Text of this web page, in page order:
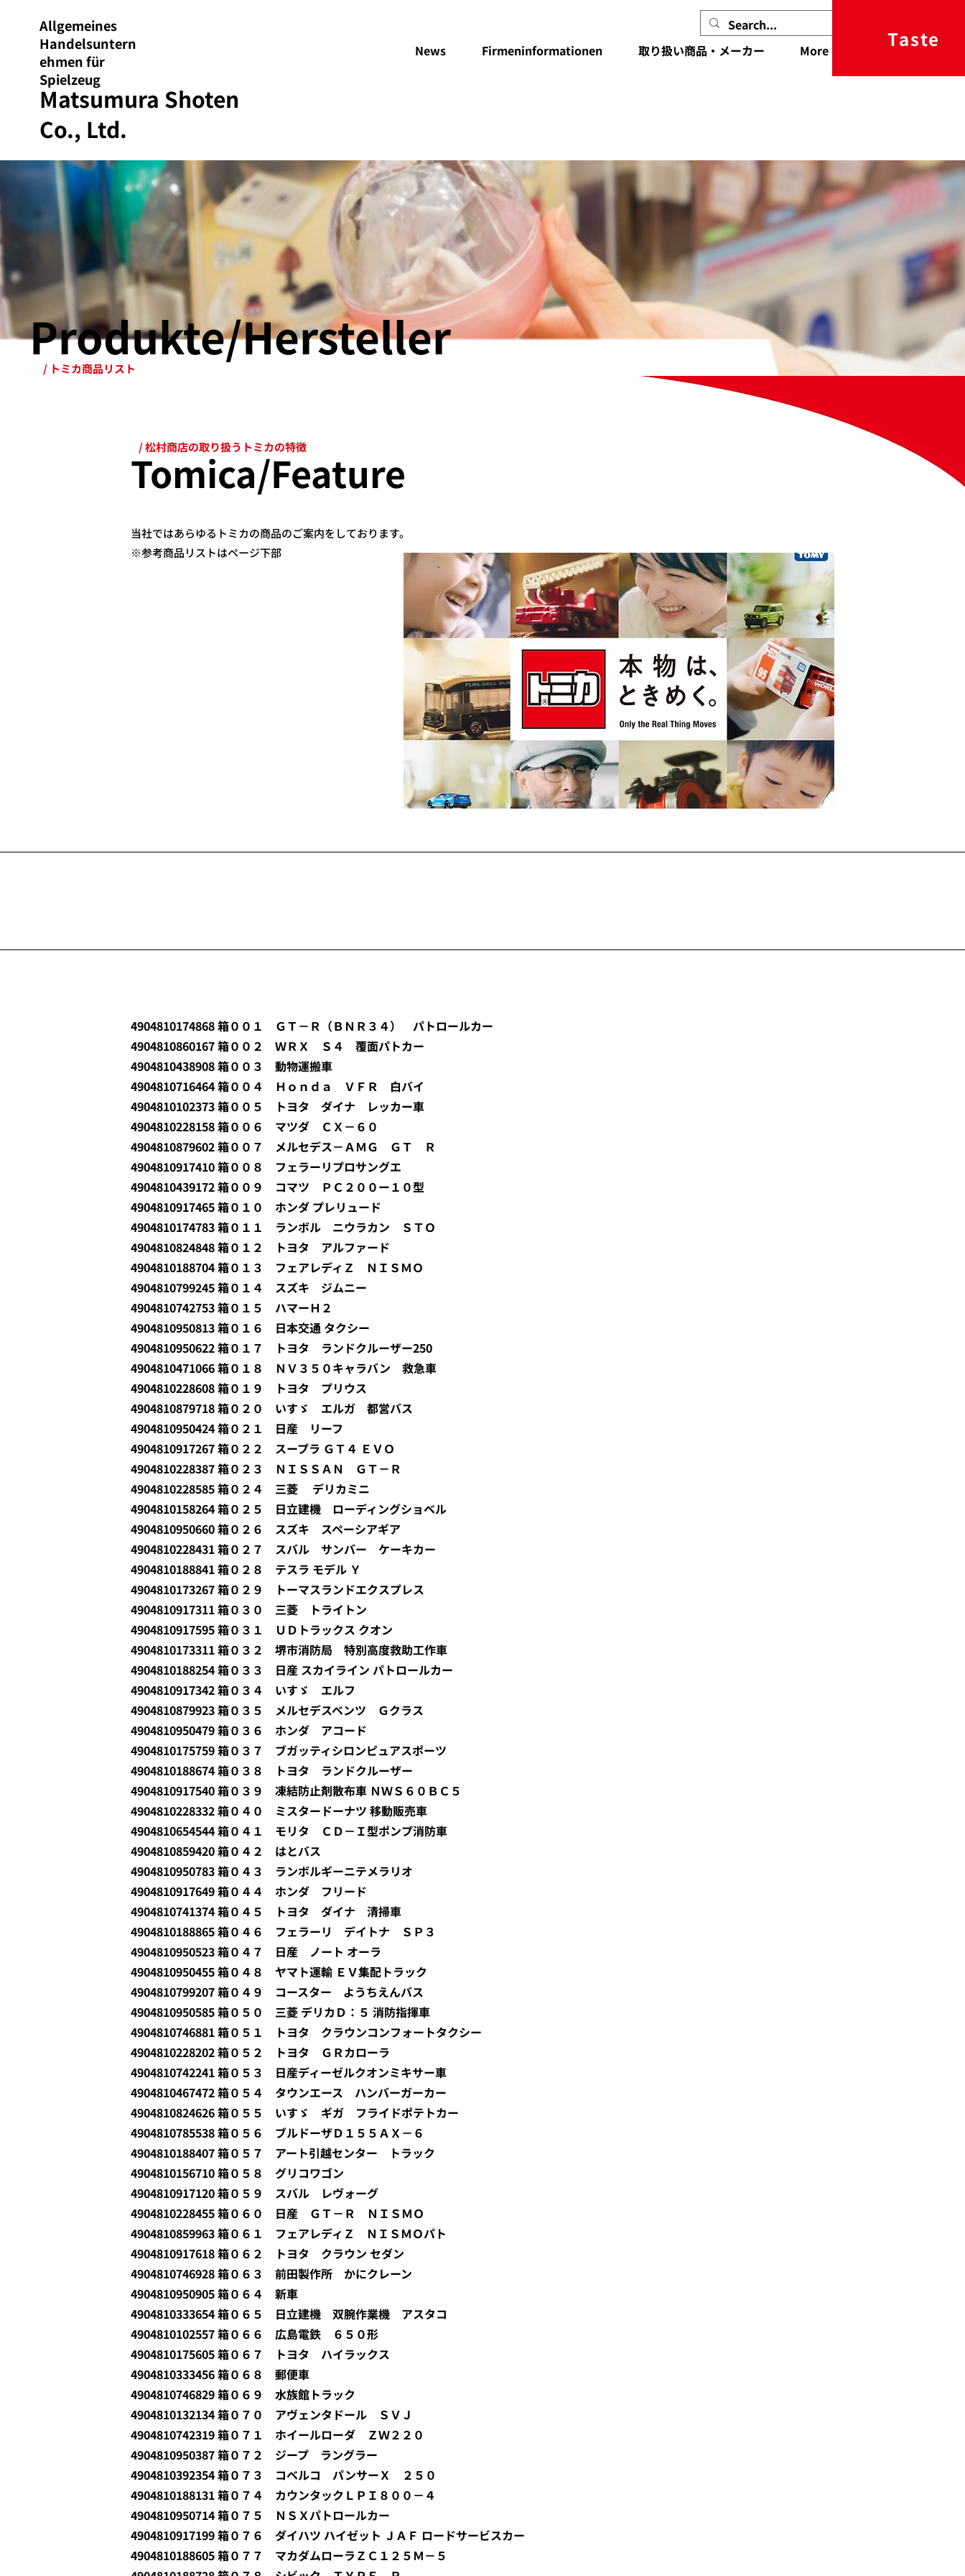
Matsumura Shoten
Co., Ltd.
Allgemeines
Handelsuntern
ehmen für
Spielzeug
News Firmeninformationen 取り扱い商品・メーカー More Taste
Produkte/Hersteller
/ トミカ商品リスト
当社ではあらゆるトミカの商品のご案内をしております。
※参考商品リストはページ下部
/ 松村商店の取り扱うトミカの特徴
Tomica/Feature
4904810174868 箱００１ ＧＴ－Ｒ（ＢＮＲ３４） パトロールカー
4904810860167 箱００２ ＷＲＸ Ｓ４ 覆面パトカー
4904810438908 箱００３ 動物運搬車
4904810716464 箱００４ Ｈｏｎｄａ ＶＦＲ 白バイ
4904810102373 箱００５ トヨタ ダイナ レッカー車
4904810228158 箱００６ マツダ ＣＸ－６０
4904810879602 箱００７ メルセデス－ＡＭＧ ＧＴ Ｒ
4904810917410 箱００８ フェラーリプロサングエ
4904810439172 箱００９ コマツ ＰＣ２００ー１０型
4904810917465 箱０１０ ホンダ プレリュード
4904810174783 箱０１１ ランボル ニウラカン ＳＴＯ
4904810824848 箱０１２ トヨタ アルファード
4904810188704 箱０１３ フェアレディＺ ＮＩＳＭＯ
4904810799245 箱０１４ スズキ ジムニー
4904810742753 箱０１５ ハマーＨ２
4904810950813 箱０１６ 日本交通 タクシー
4904810950622 箱０１７ トヨタ ランドクルーザー250
4904810471066 箱０１８ ＮＶ３５０キャラバン 救急車
4904810228608 箱０１９ トヨタ プリウス
4904810879718 箱０２０ いすゞ エルガ 都営バス
4904810950424 箱０２１ 日産 リーフ
4904810917267 箱０２２ スープラ ＧＴ４ ＥＶＯ
4904810228387 箱０２３ ＮＩＳＳＡＮ ＧＴ－Ｒ
4904810228585 箱０２４ 三菱 デリカミニ
4904810158264 箱０２５ 日立建機 ローディングショベル
4904810950660 箱０２６ スズキ スペーシアギア
4904810228431 箱０２７ スバル サンバー ケーキカー
4904810188841 箱０２８ テスラ モデル Ｙ
4904810173267 箱０２９ トーマスランドエクスプレス
4904810917311 箱０３０ 三菱 トライトン
4904810917595 箱０３１ ＵＤトラックス クオン
4904810173311 箱０３２ 堺市消防局 特別高度救助工作車
4904810188254 箱０３３ 日産 スカイライン パトロールカー
4904810917342 箱０３４ いすゞ エルフ
4904810879923 箱０３５ メルセデスベンツ Ｇクラス
4904810950479 箱０３６ ホンダ アコード
4904810175759 箱０３７ ブガッティシロンピュアスポーツ
4904810188674 箱０３８ トヨタ ランドクルーザー
4904810917540 箱０３９ 凍結防止剤散布車 ＮＷＳ６０ＢＣ５
4904810228332 箱０４０ ミスタードーナツ 移動販売車
4904810654544 箱０４１ モリタ ＣＤ－Ｉ型ポンプ消防車
4904810859420 箱０４２ はとバス
4904810950783 箱０４３ ランボルギーニテメラリオ
4904810917649 箱０４４ ホンダ フリード
4904810741374 箱０４５ トヨタ ダイナ 清掃車
4904810188865 箱０４６ フェラーリ デイトナ ＳＰ３
4904810950523 箱０４７ 日産 ノート オーラ
4904810950455 箱０４８ ヤマト運輸 ＥＶ集配トラック
4904810799207 箱０４９ コースター ようちえんバス
4904810950585 箱０５０ 三菱 デリカＤ：５ 消防指揮車
4904810746881 箱０５１ トヨタ クラウンコンフォートタクシー
4904810228202 箱０５２ トヨタ ＧＲカローラ
4904810742241 箱０５３ 日産ディーゼルクオンミキサー車
4904810467472 箱０５４ タウンエース ハンバーガーカー
4904810824626 箱０５５ いすゞ ギガ フライドポテトカー
4904810785538 箱０５６ ブルドーザＤ１５５ＡＸ－６
4904810188407 箱０５７ アート引越センター トラック
4904810156710 箱０５８ グリコワゴン
4904810917120 箱０５９ スバル レヴォーグ
4904810228455 箱０６０ 日産 ＧＴ－Ｒ ＮＩＳＭＯ
4904810859963 箱０６１ フェアレディＺ ＮＩＳＭＯパト
4904810917618 箱０６２ トヨタ クラウン セダン
4904810746928 箱０６３ 前田製作所 かにクレーン
4904810950905 箱０６４ 新車
4904810333654 箱０６５ 日立建機 双腕作業機 アスタコ
4904810102557 箱０６６ 広島電鉄 ６５０形
4904810175605 箱０６７ トヨタ ハイラックス
4904810333456 箱０６８ 郵便車
4904810746829 箱０６９ 水族館トラック
4904810132134 箱０７０ アヴェンタドール ＳＶＪ
4904810742319 箱０７１ ホイールローダ ＺＷ２２０
4904810950387 箱０７２ ジープ ラングラー
4904810392354 箱０７３ コベルコ パンサーＸ ２５０
4904810188131 箱０７４ カウンタックＬＰＩ８００－４
4904810950714 箱０７５ ＮＳＸパトロールカー
4904810917199 箱０７６ ダイハツ ハイゼット ＪＡＦ ロードサービスカー
4904810188605 箱０７７ マカダムローラＺＣ１２５Ｍ－５